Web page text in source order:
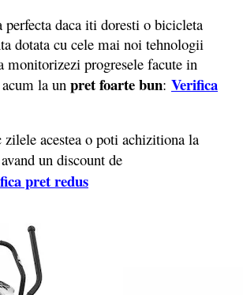
daca iti doresti o bicicleta
dotata cu cele mai noi tehnologii
monitorizezi progresele facute in
la un pret foarte bun: Verifica
acestea o poti achizitiona la
avand un discount de
pret redus